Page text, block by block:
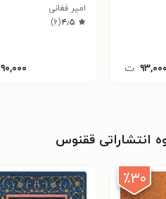
۹۳,۰۰۰ ت
امیر فغانی
۴٫۵(۶)
۹۰,۰۰۰
انتشاراتی ققنوس
٪۳۰